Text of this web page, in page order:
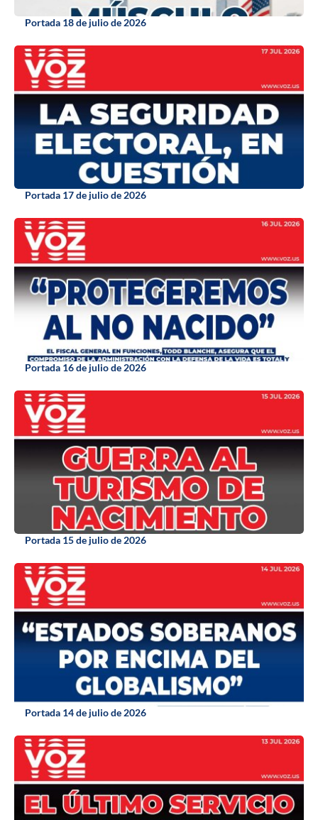
Portada 18 de julio de 2026
Portada 17 de julio de 2026
Portada 16 de julio de 2026
Portada 15 de julio de 2026
Portada 14 de julio de 2026